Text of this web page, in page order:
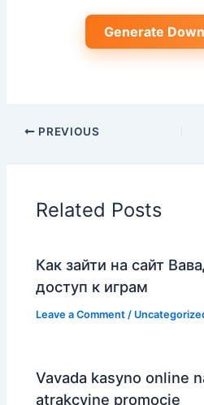
Generate
PREVIOUS
Related Posts
Как зайти на сайт
доступ к играм
Leave a Comment /
Vavada kasyno online
atrakcyjne promocje